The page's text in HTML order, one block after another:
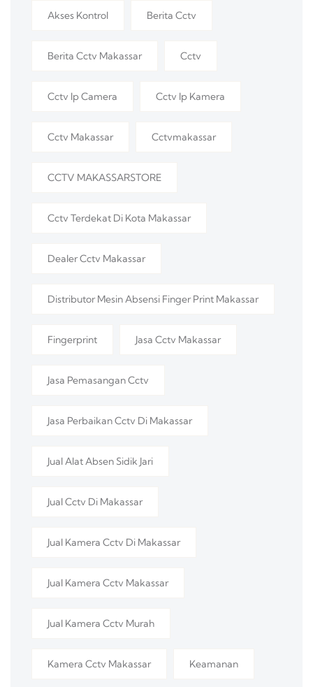
Akses Kontrol Berita Cctv
Berita Cctv Makassar Cctv
Cctv Ip Camera Cctv Ip Kamera
Cctv Makassar Cctvmakassar
CCTV MAKASSARSTORE
Cctv Terdekat Di Kota Makassar
Dealer Cctv Makassar
Distributor Mesin Absensi Finger Print Makassar
Fingerprint Jasa Cctv Makassar
Jasa Pemasangan Cctv
Jasa Perbaikan Cctv Di Makassar
Jual Alat Absen Sidik Jari
Jual Cctv Di Makassar
Jual Kamera Cctv Di Makassar
Jual Kamera Cctv Makassar
Jual Kamera Cctv Murah
Kamera Cctv Makassar Keamanan